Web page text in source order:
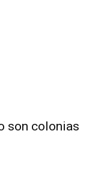
son colonias